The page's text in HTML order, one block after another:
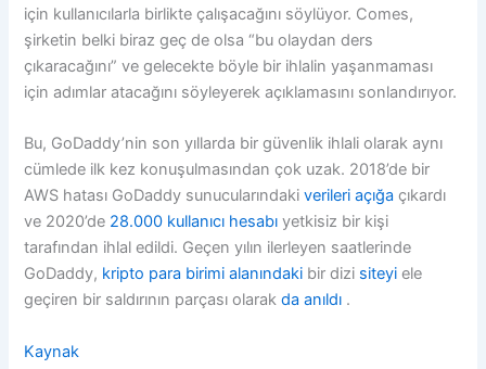
için kullanıcılarla birlikte çalışacağını söylüyor. Comes,
şirketin belki biraz geç de olsa “bu olaydan ders
çıkaracağını” ve gelecekte böyle bir ihlalin yaşanmaması
için adımlar atacağını söyleyerek açıklamasını sonlandırıyor.
Bu, GoDaddy’nin son yıllarda bir güvenlik ihlali olarak aynı
cümlede ilk kez konuşulmasından çok uzak. 2018’de bir
AWS hatası GoDaddy sunucularındakiverileri açığa çıkardı
ve 2020’de 28.000 kullanıcı hesabı yetkisiz bir kişi
tarafından ihlal edildi. Geçen yılın ilerleyen saatlerinde
GoDaddy, kripto para birimi alanındaki bir dizi siteyi ele
geçiren bir saldırının parçası olarakda anıldı .
Kaynak